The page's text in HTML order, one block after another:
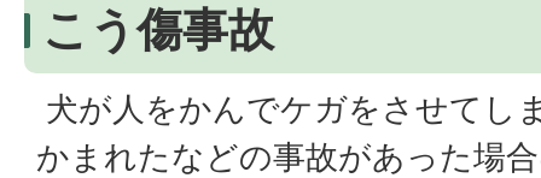
こう傷事故
犬が人をかんでケガをさせてし
かまれたなどの事故があった場